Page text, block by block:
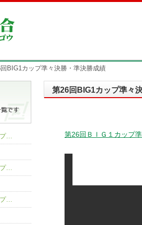
BIG1カップ準々決勝・準決勝成績
第26回BIG1カップ準々
第26回ＢＩＧ１カップ
プ…
プ…
プ…